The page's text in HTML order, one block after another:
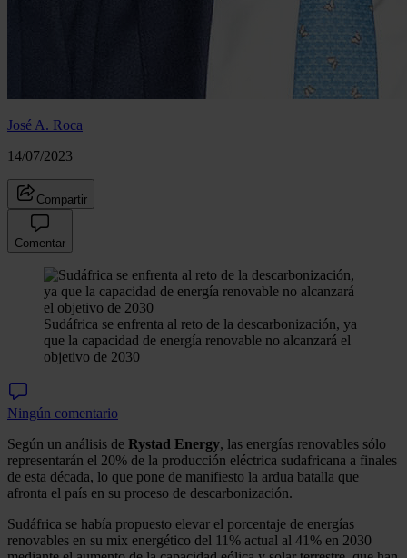
José A. Roca
14/07/2023
Compartir
Comentar
Sudáfrica se enfrenta al reto de la descarbonización, ya
que la capacidad de energía renovable no alcanzará el
objetivo de 2030
Ningún comentario
Según un análisis de Rystad Energy, las energías renovables sólo
representarán el 20% de la producción eléctrica sudafricana a finales
de esta década, lo que pone de manifiesto la ardua batalla que
afronta el país en su proceso de descarbonización.
Sudáfrica se había propuesto elevar el porcentaje de energías
renovables en su mix energético del 11% actual al 41% en 2030